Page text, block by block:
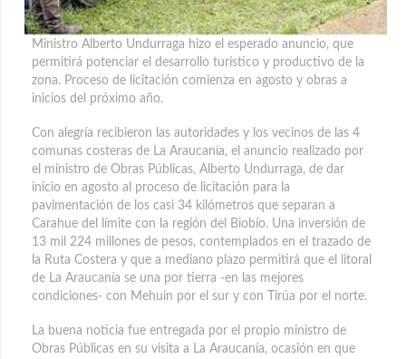
Ministro Alberto Undurraga hizo el esperado anuncio, que
permitirá potenciar el desarrollo turístico y productivo de la
zona. Proceso de licitación comienza en agosto y obras a
inicios del próximo año.
Con alegría recibieron las autoridades y los vecinos de las 4
comunas costeras de La Araucanía, el anuncio realizado por
el ministro de Obras Públicas, Alberto Undurraga, de dar
inicio en agosto al proceso de licitación para la
pavimentación de los casi 34 kilómetros que separan a
Carahue del límite con la región del Biobío. Una inversión de
13 mil 224 millones de pesos, contemplados en el trazado de
la Ruta Costera y que a mediano plazo permitirá que el litoral
de La Araucanía se una por tierra -en las mejores
condiciones- con Mehuín por el sur y con Tirúa por el norte.
La buena noticia fue entregada por el propio ministro de
Obras Públicas en su visita a La Araucanía, ocasión en que